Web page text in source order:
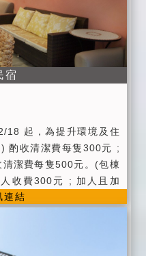
動傳唱計畫： 本民宿
辦理「綠行動傳唱計
次性即丟或 換洗 之盥洗
帽、梳子、毛巾、浴巾
予慈善團體 辦理 愛心活
保計畫。續住不換床單
用,暑假寒假 九五折)。
宿
起，為提升環境及住
酌收清潔費每隻300元 ;
潔費每隻500元。(包棟
收費300元 ; 加人且加
節期間 : 加人不加床，
500元) ※ 週日~週五為平
假日價也太 ^.< ) ; 僅週
連結